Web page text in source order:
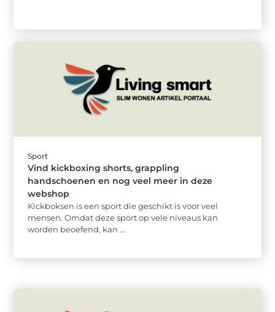
Sport
Vind kickboxing shorts, grappling
handschoenen en nog veel meer in deze
webshop
Kickboksen is een sport die geschikt is voor veel
mensen. Omdat deze sport op vele niveaus kan
worden beoefend, kan ...